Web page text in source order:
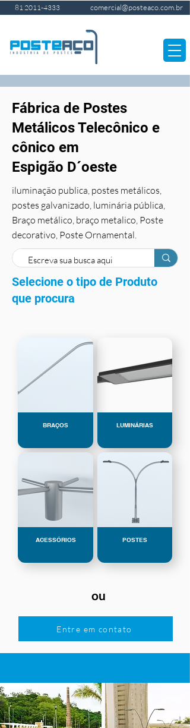
81 2011-4333 comercial@posteaco.com.br
Fábrica de Postes
Metálicos Telecônico e
cônico em
Espigão D´oeste
iluminação publica, postes metálicos,
postes galvanizado, luminária pública,
Braço metálico, braço metalico, Poste
decorativo, Poste Ornamental.
Selecione o tipo de Produto
que procura
BRAÇOS LUMINÁRIAS
ACESSÓRIOS POSTES
ou
Entre em contato